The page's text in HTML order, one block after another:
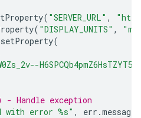
( "SERVER_URL" ,
( "DISPLAY_UNITS" ,
setProperty(
- Handle exception
with error %s" , err .message